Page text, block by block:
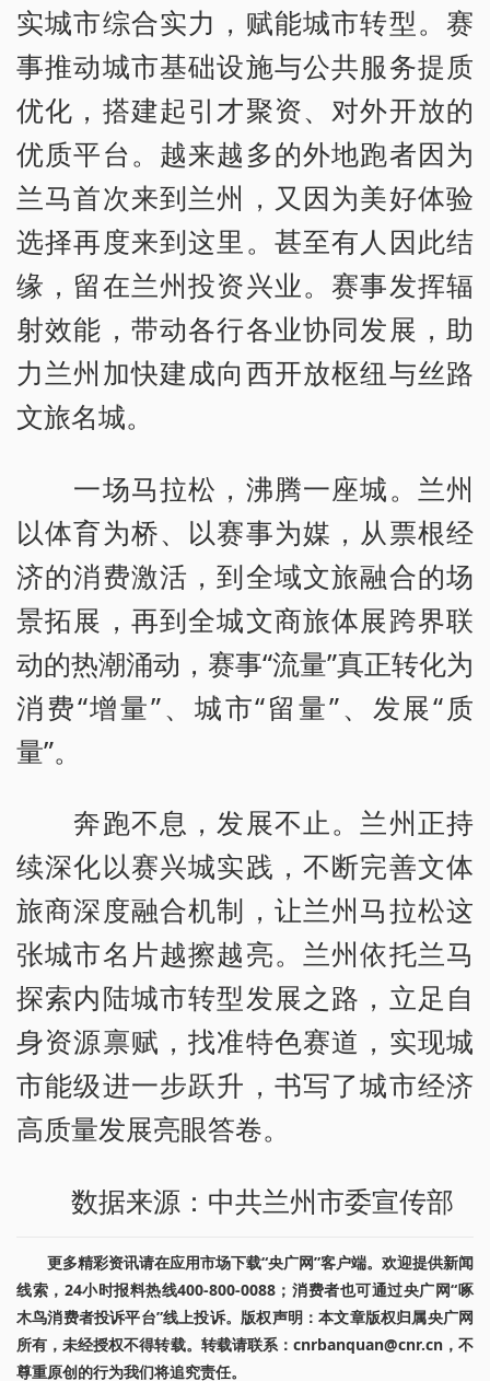
实城市综合实力，赋能城市转型。赛
事推动城市基础设施与公共服务提质
优化，搭建起引才聚资、对外开放的
优质平台。越来越多的外地跑者因为
兰马首次来到兰州，又因为美好体验
选择再度来到这里。甚至有人因此结
缘，留在兰州投资兴业。赛事发挥辐
射效能，带动各行各业协同发展，助
力兰州加快建成向西开放枢纽与丝路
文旅名城。
一场马拉松，沸腾一座城。兰州
以体育为桥、以赛事为媒，从票根经
济的消费激活，到全域文旅融合的场
景拓展，再到全城文商旅体展跨界联
动的热潮涌动，赛事“流量”真正转化为
消费“增量”、城市“留量”、发展“质
量”。
奔跑不息，发展不止。兰州正持
续深化以赛兴城实践，不断完善文体
旅商深度融合机制，让兰州马拉松这
张城市名片越擦越亮。兰州依托兰马
探索内陆城市转型发展之路，立足自
身资源禀赋，找准特色赛道，实现城
市能级进一步跃升，书写了城市经济
高质量发展亮眼答卷。
数据来源：中共兰州市委宣传部
更多精彩资讯请在应用市场下载“央广网”客户端。欢迎提供新闻
线索，24小时报料热线400-800-0088；消费者也可通过央广网“啄
木鸟消费者投诉平台”线上投诉。版权声明：本文章版权归属央广网
所有，未经授权不得转载。转载请联系：cnrbanquan@cnr.cn，不
尊重原创的行为我们将追究责任。